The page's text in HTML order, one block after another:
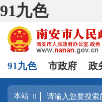
91九色
91九色 市政府 政